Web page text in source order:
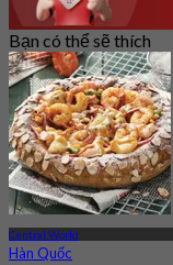
Bạn có thể sẽ thích
Central World
Hàn Quốc